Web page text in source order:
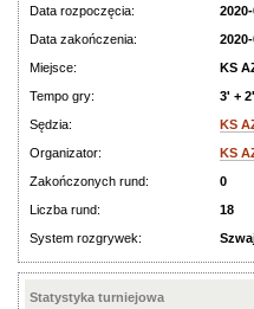
Data rozpoczęcia:
Data zakończenia:
Miejsce:
KS
Tempo gry:
3' +
Sędzia:
KS
Organizator:
KS
Zakończonych rund:
0
Liczba rund:
18
System rozgrywek:
Statystyka turniejowa